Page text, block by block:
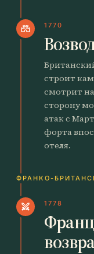
castle 1770
строит
смотрит
сторону
атак с
форта
отеля.
ФРАНКО-
swords 1778